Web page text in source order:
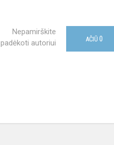
Nepamirškite
padėkoti autoriui
AČIŪ 0